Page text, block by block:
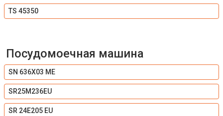
TS 45350
Посудомоечная машина
SN 636X03 ME
SR25M236EU
SR 24E205 EU